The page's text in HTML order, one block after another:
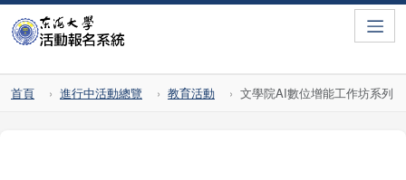
首頁 進行中活動總覽 教育活動 文學院AI數位增能工作坊系列